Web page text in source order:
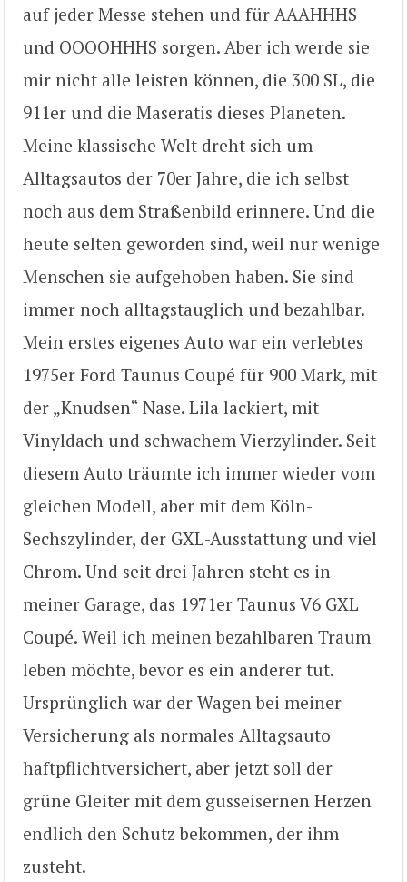
auf jeder Messe stehen und für AAAHHHS
und OOOOHHHS sorgen. Aber ich werde sie
mir nicht alle leisten können, die 300 SL, die
911er und die Maseratis dieses Planeten.
Meine klassische Welt dreht sich um
Alltagsautos der 70er Jahre, die ich selbst
noch aus dem Straßenbild erinnere. Und die
heute selten geworden sind, weil nur wenige
Menschen sie aufgehoben haben. Sie sind
immer noch alltagstauglich und bezahlbar.
Mein erstes eigenes Auto war ein verlebtes
1975er Ford Taunus Coupé für 900 Mark, mit
der „Knudsen“ Nase. Lila lackiert, mit
Vinyldach und schwachem Vierzylinder. Seit
diesem Auto träumte ich immer wieder vom
gleichen Modell, aber mit dem Köln-
Sechszylinder, der GXL-Ausstattung und viel
Chrom. Und seit drei Jahren steht es in
meiner Garage, das 1971er Taunus V6 GXL
Coupé. Weil ich meinen bezahlbaren Traum
leben möchte, bevor es ein anderer tut.
Ursprünglich war der Wagen bei meiner
Versicherung als normales Alltagsauto
haftpflichtversichert, aber jetzt soll der
grüne Gleiter mit dem gusseisernen Herzen
endlich den Schutz bekommen, der ihm
zusteht.